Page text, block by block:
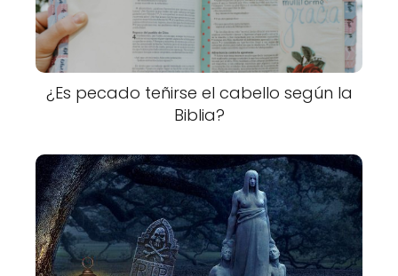
¿Es pecado teñirse el cabello según la
Biblia?